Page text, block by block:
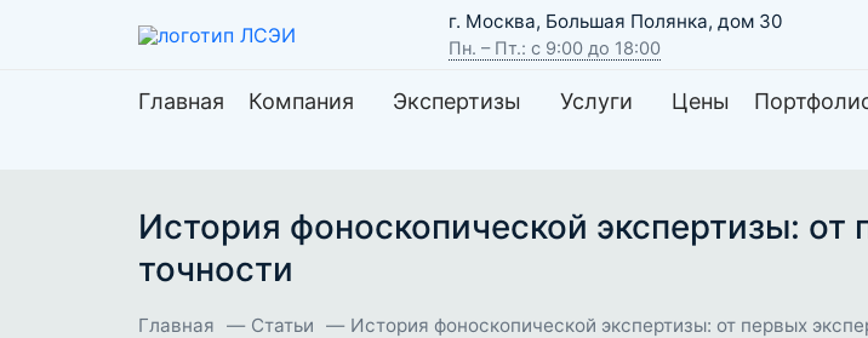
г. Москва, Большая Полянка, дом 30
Пн. – Пт.: с 9:00 до 18:00
Главная Компания Экспертизы Услуги Цены
История фоноскопической экспертизы:
точности
Главная Статьи История фоноскопической экспертизы: от первых